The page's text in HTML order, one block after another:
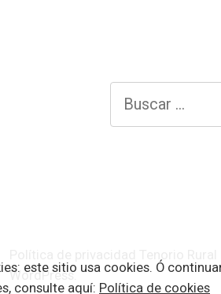
Buscar:
WordPress.
este sitio usa cookies. Ó
consulte aquí: Política de cookies